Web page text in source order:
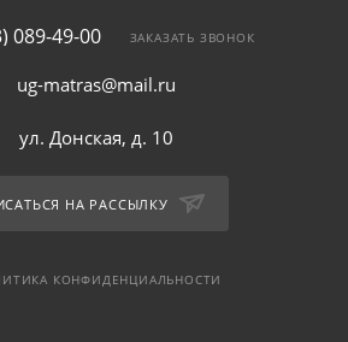
089-49-00 ЗАКАЗАТЬ ЗВОНОК
ug-matras@mail.ru
ул. Донская, д. 10
НА РАССЫЛКУ
КОНФИДЕНЦИАЛЬНОСТИ